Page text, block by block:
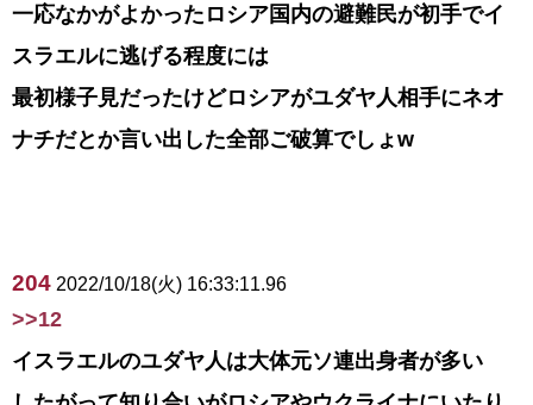
一応なかがよかったロシア国内の避難民が初手でイ
スラエルに逃げる程度には
最初様子見だったけどロシアがユダヤ人相手にネオ
ナチだとか言い出した全部ご破算でしょw
204 2022/10/18(火) 16:33:11.96
>>12
イスラエルのユダヤ人は大体元ソ連出身者が多い